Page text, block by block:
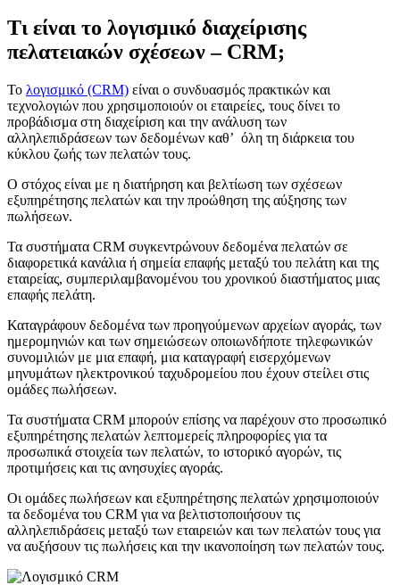
Τι είναι το λογισμικό διαχείρισης
πελατειακών σχέσεων – CRM;
Το λογισμικό (CRM) είναι ο συνδυασμός πρακτικών και
τεχνολογιών που χρησιμοποιούν οι εταιρείες, τους δίνει το
προβάδισμα στη διαχείριση και την ανάλυση των
αλληλεπιδράσεων των δεδομένων καθ’ όλη τη διάρκεια του
κύκλου ζωής των πελατών τους.
Ο στόχος είναι με η διατήρηση και βελτίωση των σχέσεων
εξυπηρέτησης πελατών και την προώθηση της αύξησης των
πωλήσεων.
Τα συστήματα CRM συγκεντρώνουν δεδομένα πελατών σε
διαφορετικά κανάλια ή σημεία επαφής μεταξύ του πελάτη και της
εταιρείας, συμπεριλαμβανομένου του χρονικού διαστήματος μιας
επαφής πελάτη.
Καταγράφουν δεδομένα των προηγούμενων αρχείων αγοράς, των
ημερομηνιών και των σημειώσεων οποιωνδήποτε τηλεφωνικών
συνομιλιών με μια επαφή, μια καταγραφή εισερχόμενων
μηνυμάτων ηλεκτρονικού ταχυδρομείου που έχουν στείλει στις
ομάδες πωλήσεων.
Τα συστήματα CRM μπορούν επίσης να παρέχουν στο προσωπικό
εξυπηρέτησης πελατών λεπτομερείς πληροφορίες για τα
προσωπικά στοιχεία των πελατών, το ιστορικό αγορών, τις
προτιμήσεις και τις ανησυχίες αγοράς.
Οι ομάδες πωλήσεων και εξυπηρέτησης πελατών χρησιμοποιούν
τα δεδομένα του CRM για να βελτιστοποιήσουν τις
αλληλεπιδράσεις μεταξύ των εταιρειών και των πελατών τους για
να αυξήσουν τις πωλήσεις και την ικανοποίηση των πελατών τους.